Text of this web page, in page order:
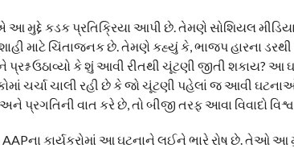
આ મુદ્દે કડક પ્રતિક્રિયા આપી છે. તેમણે સોશિયલ
માટે ચિંતાજનક છે. તેમણે કહ્યું કે, ભાજપ હારના
ઉઠાવ્યો કે શું આવી રીતથી ચૂંટણી જીતી શકાય? આ
ચર્ચા ચાલી રહી છે કે જો ચૂંટણી પહેલાં જ આવી
પ્રગતિની વાત કરે છે, તો બીજી તરફ આવા વિવાદો
AAPના કાર્યકરોમાં આ ઘટનાને લઈને ભારે રોષ છે. તેઓ આ